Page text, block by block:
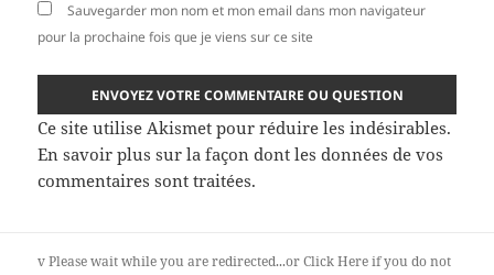
Sauvegarder mon nom et mon email dans mon navigateur
pour la prochaine fois que je viens sur ce site
Ce site utilise Akismet pour réduire les indésirables.
En savoir plus sur la façon dont les données de vos
commentaires sont traitées.
vPlease wait while you are redirected...orClick Hereif you do not